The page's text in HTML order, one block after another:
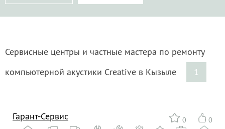
Сервисные центры и частные мастера по ремонту
компьютерной акустики Creative в Кызыле
1
0 0
Гарант-Сервис